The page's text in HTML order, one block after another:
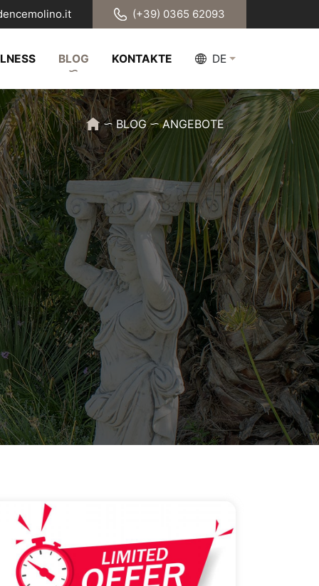
(+39) 0365 62093
BLOG KONTAKTE DE
BLOG ANGEBOTE